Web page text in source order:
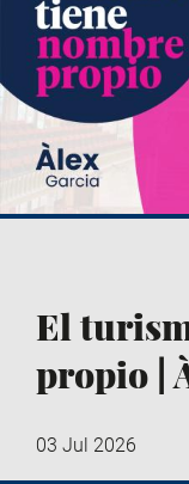
El
propio |
03 Jul 2026